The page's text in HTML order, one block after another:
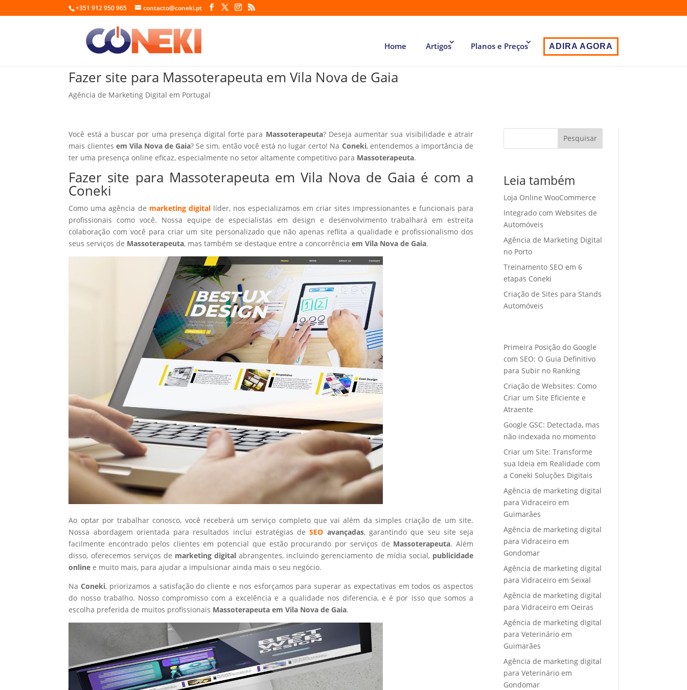
+351 912 950 965 contacto@coneki.pt
Home Artigos Planos e Preços ADIRA AGORA
Fazer site para Massoterapeuta em Vila Nova de Gaia
Agência de Marketing Digital em Portugal
Você está a buscar por uma presença digital forte para Massoterapeuta? Deseja aumentar sua visibilidade e atrair
mais clientes em Vila Nova de Gaia? Se sim, então você está no lugar certo! Na Coneki, entendemos a importância de
ter uma presença online eficaz, especialmente no setor altamente competitivo para Massoterapeuta.
Fazer site para Massoterapeuta em Vila Nova de Gaia é com a
Coneki
Como uma agência de marketing digitallíder, nos especializamos em criar sites impressionantes e funcionais para
profissionais como você. Nossa equipe de especialistas em design e desenvolvimento trabalhará em estreita
colaboração com você para criar um site personalizado que não apenas reflita a qualidade e profissionalismo dos
seus serviços de Massoterapeuta, mas também se destaque entre a concorrênciaem Vila Nova de Gaia.
Ao optar por trabalhar conosco, você receberá um serviço completo que vai além da simples criação de um site.
Nossa abordagem orientada para resultados inclui estratégias deSEO avançadas, garantindo que seu site seja
facilmente encontrado pelos clientes em potencial que estão procurando por serviços de Massoterapeuta. Além
disso, oferecemos serviços de marketing digitalabrangentes, incluindo gerenciamento de mídia social, publicidade
online e muito mais, para ajudar a impulsionar ainda mais o seu negócio.
NaConeki, priorizamos a satisfação do cliente e nos esforçamos para superar as expectativas em todos os aspectos
do nosso trabalho. Nosso compromisso com a excelência e a qualidade nos diferencia, e é por isso que somos a
escolha preferida de muitos profissionais Massoterapeuta em Vila Nova de Gaia.
Pesquisar
Leia também
Loja Online WooCommerce
Integrado com Websites de
Automóveis
Agência de Marketing Digital
no Porto
Treinamento SEO em 6
etapas Coneki
Criação de Sites para Stands
Automóveis
Primeira Posição do Google
com SEO: O Guia Definitivo
para Subir no Ranking
Criação de Websites: Como
Criar um Site Eficiente e
Atraente
Google GSC: Detectada, mas
não indexada no momento
Criar um Site: Transforme
sua Ideia em Realidade com
a Coneki Soluções Digitais
Agência de marketing digital
para Vidraceiro em
Guimarães
Agência de marketing digital
para Vidraceiro em
Gondomar
Agência de marketing digital
para Vidraceiro em Seixal
Agência de marketing digital
para Vidraceiro em Oeiras
Agência de marketing digital
para Veterinário em
Guimarães
Agência de marketing digital
para Veterinário em
Gondomar